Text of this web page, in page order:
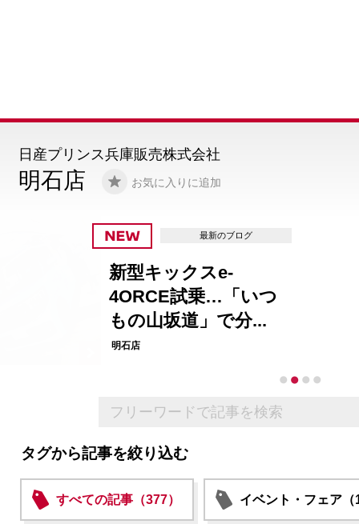
明石店 お気に入りに追加
日産プリンス兵庫販売株式会社
最新のブログ
新型キックスe-
4ORCE試乗…「いつ
もの山坂道」で分...
明石店
タグから記事を絞り込む
すべての記事（377） イベント・フェア（